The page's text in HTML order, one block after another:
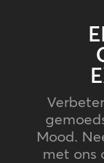
Mood.
met ons